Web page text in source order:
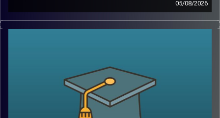
05/08/2026
כולנו מזמינים היום כמעט הכול בלחיצת כפתור, אוכל, בגדים,
תרופות, אפילו את הקניות לסוף השבוע. אבל כמה מאיתנו
שגורמת לנו לחזור שוב ושוב, ואיך משלבים בין טכנולוגיה,
דאטה, לוגיסטיקה ובעיקר הבנה של בני אדם?
כדי לדבר על כל זה נמצא איתי היום צביקה ביידא, לשעבר